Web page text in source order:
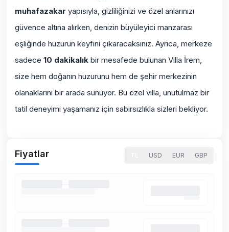
muhafazakar yapısıyla, gizliliğinizi ve özel anlarınızı
güvence altına alırken, denizin büyüleyici manzarası
eşliğinde huzurun keyfini çıkaracaksınız. Ayrıca, merkeze
sadece 10 dakikalık bir mesafede bulunan Villa İrem,
size hem doğanın huzurunu hem de şehir merkezinin
olanaklarını bir arada sunuyor. Bu özel villa, unutulmaz bir
tatil deneyimi yaşamanız için sabırsızlıkla sizleri bekliyor.
Fiyatlar USD EUR GBP